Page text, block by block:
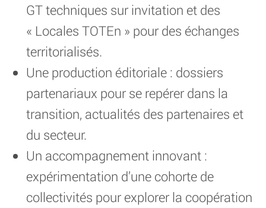
GT techniques sur invitation et des
« Locales TOTEn » pour des échanges
territorialisés.
Une production éditoriale : dossiers
partenariaux pour se repérer dans la
transition, actualités des partenaires et
du secteur.
Un accompagnement innovant :
expérimentation d’une cohorte de
collectivités pour explorer la coopération